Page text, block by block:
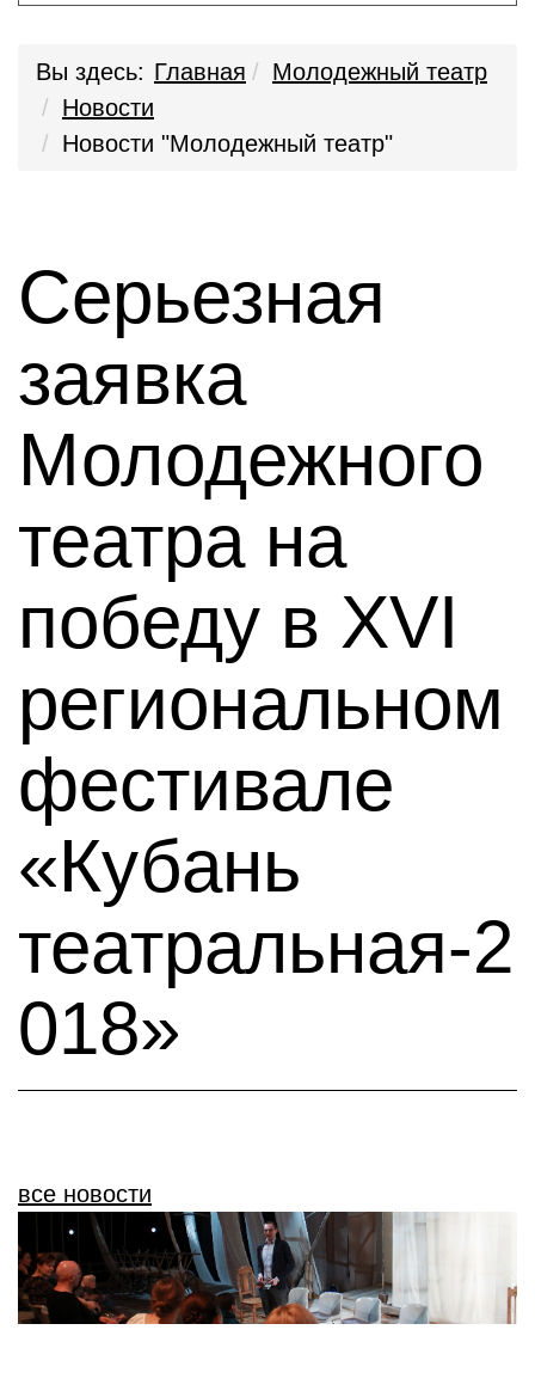
Вы здесь: Главная
Молодежный театр
Новости
Новости "Молодежный театр"
Серьезная
заявка
Молодежного
театра на
победу в XVI
региональном
фестивале
«Кубань
театральная-2
018»
все новости